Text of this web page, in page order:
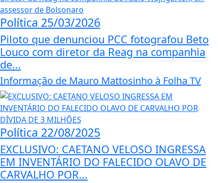
Política 25/03/2026
Piloto que denunciou PCC fotografou Beto
Louco com diretor da Reag na companhia
de...
Informação de Mauro Mattosinho à Folha TV
Política 22/08/2025
EXCLUSIVO: CAETANO VELOSO INGRESSA
EM INVENTÁRIO DO FALECIDO OLAVO DE
CARVALHO POR...